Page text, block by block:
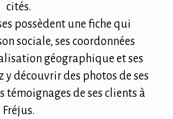
cités.
possèdent une fiche qui
sociale, ses coordonnées
géographique et ses
découvrir des photos de ses
témoignages de ses clients à
Fréjus.